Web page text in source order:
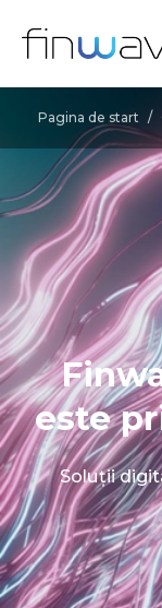
Pagina de start /
este
Soluții